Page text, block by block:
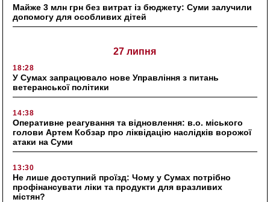
Майже 3 млн грн без витрат із бюджету: Суми залучили
допомогу для особливих дітей
27 липня
18:28
У Сумах запрацювало нове Управління з питань
ветеранської політики
14:38
Оперативне реагування та відновлення: в.о. міського
голови Артем Кобзар про ліквідацію наслідків ворожої
атаки на Суми
13:30
Не лише доступний проїзд: Чому у Сумах потрібно
профінансувати ліки та продукти для вразливих
містян?